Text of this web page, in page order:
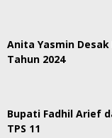
Anita Yasmin Desak
Tahun 2024
Bupati Fadhil Arief
TPS 11